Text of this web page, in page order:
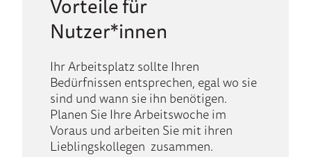
Nutzer*innen
Ihr Arbeitsplatz sollte Ihren
Bedürfnissen entsprechen, egal wo sie
sind und wann sie ihn benötigen.
Planen Sie Ihre Arbeitswoche im
Voraus und arbeiten Sie mit ihren
Lieblingskollegen zusammen.